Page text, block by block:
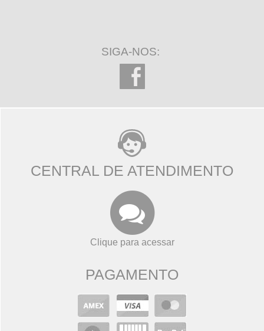
SIGA-NOS:
CENTRAL DE ATENDIMENTO
Clique para acessar
PAGAMENTO